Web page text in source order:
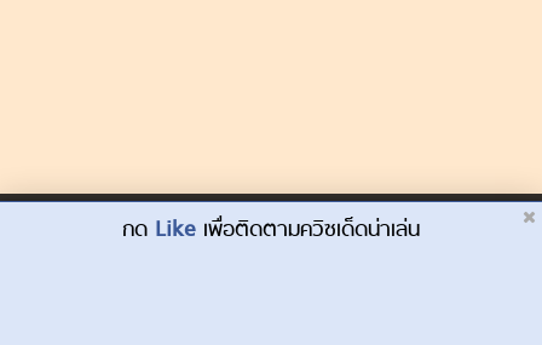
Dek-D.com ใช้คุกกี้เพื่อพัฒนาประสบการณ์ของ
กด Like เพื่อติดตามควิซเด็ดน่าเล่น